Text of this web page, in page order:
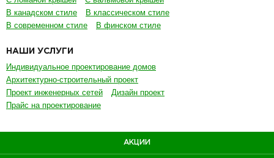
В канадском стиле
В классическом стиле
В современном стиле
В финском стиле
НАШИ УСЛУГИ
Индивидуальное проектирование домов
Архитектурно-строительный проект
Проект инженерных сетей
Дизайн проект
Прайс на проектирование
АКЦИИ